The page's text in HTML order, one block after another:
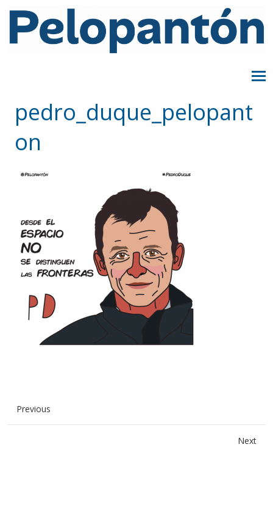
pedro_duque_pelopant
on
Previous
Next